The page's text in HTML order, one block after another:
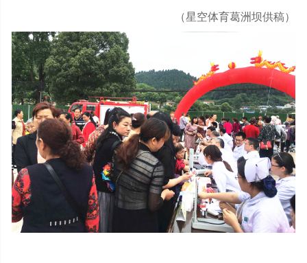
（星空体育葛洲坝供稿）